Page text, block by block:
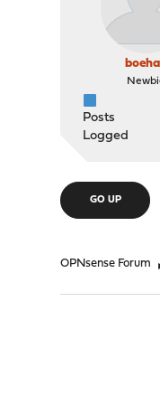
Posts
Logged
GO UP
OPNsense Forum